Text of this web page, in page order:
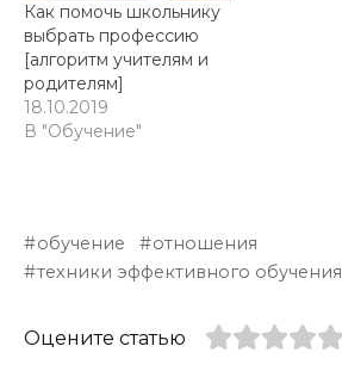
Как помочь школьнику
выбрать профессию
[алгоритм учителям и
родителям]
18.10.2019
В "Обучение"
обучение
отношения
техники эффективного обучения
Оцените статью